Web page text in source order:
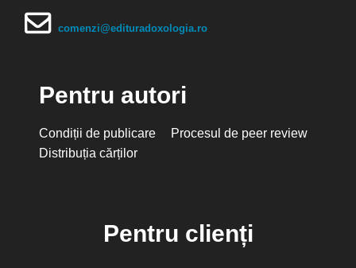
comenzi@edituradoxologia.ro
Pentru autori
Condiții de publicare
Procesul de peer review
Distribuția cărților
Pentru clienți